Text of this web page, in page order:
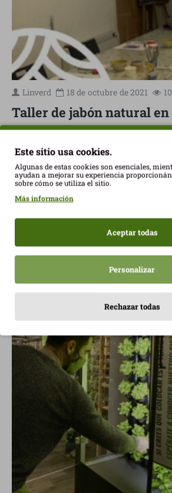
Linverd 18 de octubre de 2021
Taller de jabón natural
Aprende con la maestra artesana
jabón natural. Taller de jabón
Próximamente en nuestra tienda
limitado a 10 personas, inscripción
día 10 de noviembre 2021 En este
to..
Este sitio usa cookies.
Algunas de estas cookies son esenciales,
ayudan a mejorar su experiencia
sobre cómo se utiliza el sitio.
Más información
Aceptar todas
Personalizar
Rechazar todas